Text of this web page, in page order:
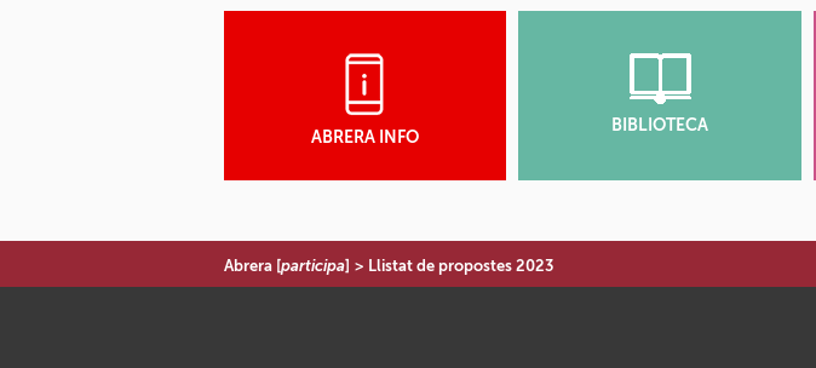
ABRERA INFO
BIBLIOTECA
Abrera [participa] > Llistat de propostes 2023